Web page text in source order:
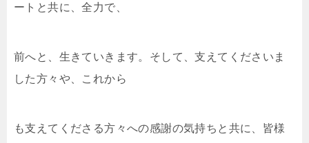
ートと共に、全力で、
前へと、生きていきます。そして、支えてくださいま
した方々や、これから
も支えてくださる方々への感謝の気持ちと共に、皆様